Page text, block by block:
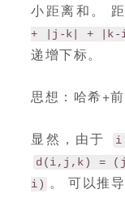
小距离和。
+ |j-k| + |k-
递增下标。
思想：哈希+
显然，由于 i
d(i,j,k) =
i) 。 可以推导